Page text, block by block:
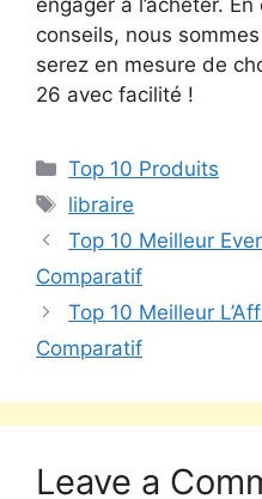
engager à l’acheter.
conseils, nous
serez en mesure de
26 avec facilité !
Top 10 Produits
libraire
Top 10 Meilleur
Comparatif
Top 10 Meilleur
Comparatif
Leave a